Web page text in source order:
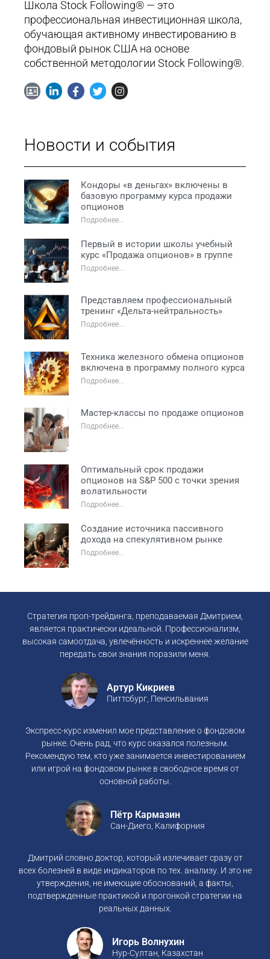
Школа Stock Following® — это
профессиональная инвестиционная школа,
обучающая активному инвестированию в
фондовый рынок США на основе
собственной методологии Stock Following®.
Новости и события
Кондоры «в деньгах» включены в
базовую программу курса продажи
опционов
Подробнее...
Первый в истории школы учебный
курс «Продажа опционов» в группе
Подробнее...
Представляем профессиональный
тренинг «Дельта-нейтральность»
Подробнее...
Техника железного обмена опционов
включена в программу полного курса
Подробнее...
Мастер-классы по продаже опционов
Подробнее...
Оптимальный срок продажи
опционов на S&P 500 с точки зрения
волатильности
Подробнее...
Создание источника пассивного
дохода на спекулятивном рынке
Подробнее...
Стратегия проп-трейдинга, преподаваемая Дмитрием,
является практически идеальной. Профессионализм,
высокая самоотдача, увлечённость и искреннее желание
передать свои знания поразили меня.
Артур Кикриев
Питтсбург, Пенсильвания
Экспресс-курс изменил мое представление о фондовом
рынке. Очень рад, что курс оказался полезным.
Рекомендую тем, кто уже занимается инвестированием
или игрой на фондовом рынке в свободное время от
основной работы.
Пётр Кармазин
Сан-Диего, Калифорния
Дмитрий словно доктор, который излечивает сразу от
всех болезней в виде индикаторов по тех. анализу. И это не
утверждения, не имеющие обоснований, а факты,
подтвержденные практикой и прогонкой стратегии на
реальных данных.
Игорь Волнухин
Нур-Султан, Казахстан